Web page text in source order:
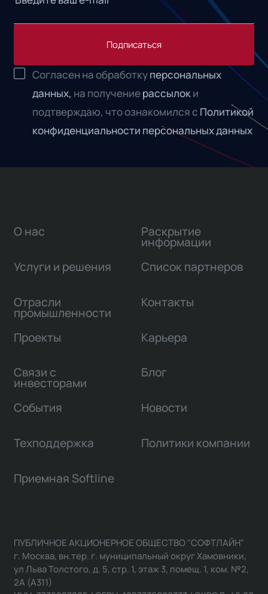
Подписаться
Согласен на обработкуперсональных
данных, на получениерассылоки
подтверждаю, что ознакомился с Политикой
конфиденциальности персональных данных
О нас
Услуги и решения
Отрасли
промышленности
Проекты
Связи с
инвесторами
Раскрытие
информации
Список партнеров
Контакты
Карьера
Блог
События Новости
Техподдержка Политики компании
Приемная Softline
ПУБЛИЧНОЕ АКЦИОНЕРНОЕ ОБЩЕСТВО "СОФТЛАЙН"
г. Москва, вн.тер. г. муниципальный округ Хамовники,
ул Льва Толстого, д. 5, стр. 1, этаж 3, помещ. 1, ком. №2,
2А (А311)